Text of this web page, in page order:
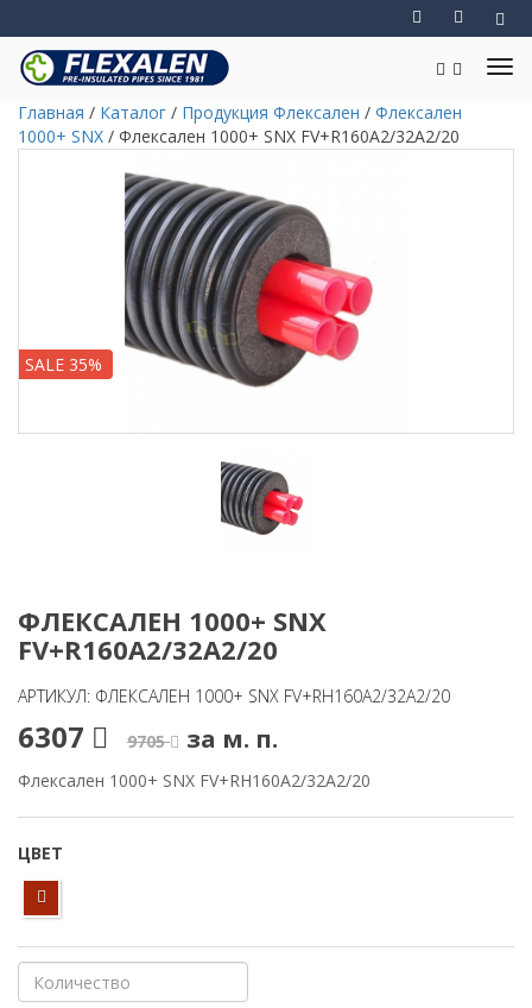
Главная / Каталог / Продукция Флексален / Флексален
1000+ SNX / Флексален 1000+ SNX FV+R160A2/32A2/20
SALE 35%
ФЛЕКСАЛЕН 1000+ SNX
FV+R160A2/32A2/20
АРТИКУЛ: ФЛЕКСАЛЕН 1000+ SNX FV+RH160A2/32A2/20
6307 9705 за м. п.
Флексален 1000+ SNX FV+RH160A2/32A2/20
ЦВЕТ